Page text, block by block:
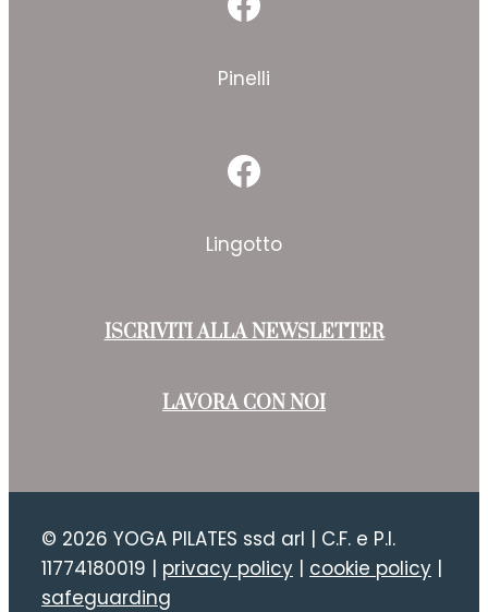
Facebook
Pinelli
Facebook
Lingotto
ISCRIVITI ALLA NEWSLETTER
LAVORA CON NOI
© 2026 YOGA PILATES ssd arl | C.F. e P.I.
11774180019 | privacy policy | cookie policy |
safeguarding